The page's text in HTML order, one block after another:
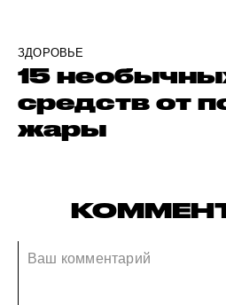
ЗДОРОВЬЕ
15
средств от
жары